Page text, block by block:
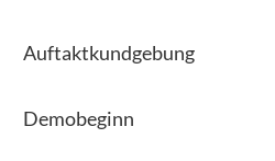
Auftaktkundgebung
Demobeginn